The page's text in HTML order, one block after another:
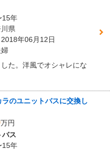
15年
県
年06月12日
た。洋風でオシャレにな
のユニットバスに交換し
万円
バス
15年